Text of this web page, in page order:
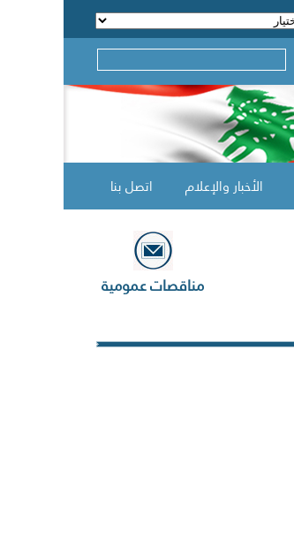
الأخبار والإعلام اتصل بنا
مناقصات عمومية